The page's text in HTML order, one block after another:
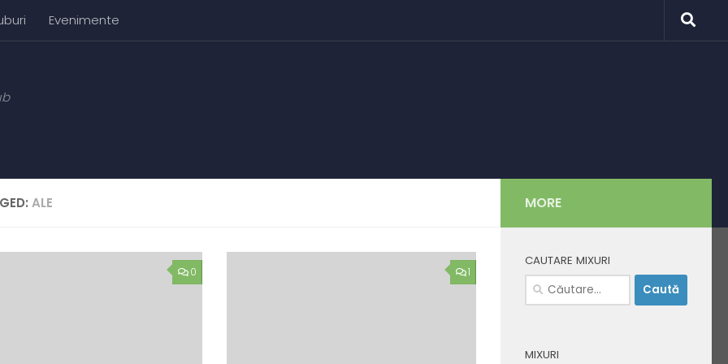
Evenimente
ALE
0 1
MORE
CAUTARE MIXURI
Caută
după:
MIXURI